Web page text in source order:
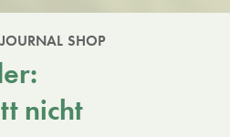
SHOP
nicht